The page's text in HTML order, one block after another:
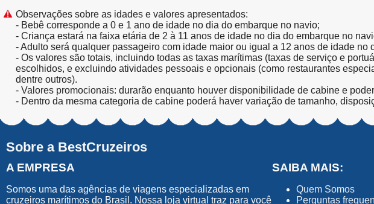
Observações sobre as idades e valores apresentados:
- Bebê corresponde a 0 e 1 ano de idade no dia do embarque no navio;
- Criança estará na faixa etária de 2 à 11 anos de idade no dia do embarque no
- Adulto será qualquer passageiro com idade maior ou igual a 12 anos de idade no
- Os valores são totais, incluindo todas as taxas marítimas (taxas de serviço e
escolhidos, e excluindo atividades pessoais e opcionais (como restaurantes
dentre outros).
- Valores promocionais: durarão enquanto houver disponibilidade de cabine e
- Dentro da mesma categoria de cabine poderá haver variação de tamanho,
Sobre a BestCruzeiros
A EMPRESA
Somos uma das agências de viagens especializadas em
cruzeiros marítimos do Brasil. Nossa loja virtual traz para você
SAIBA MAIS:
Quem Somos
Perguntas